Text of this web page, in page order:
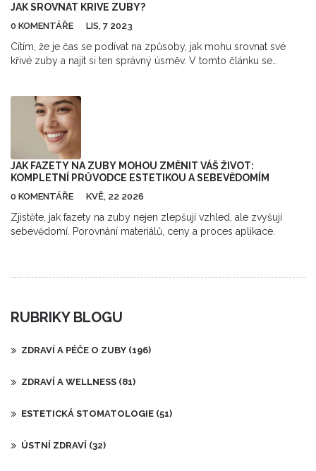
JAK SROVNAT KRIVE ZUBY?
0 KOMENTÁŘE LIS, 7 2023
Cítím, že je čas se podívat na způsoby, jak mohu srovnat své
křivé zuby a najít si ten správný úsměv. V tomto článku se
Podíváme se také na to, jaké jsou výhody pečlivé péče o zuby a
pravidelných návštěv u ortodonta. Snažím se to udržet
jednoduché a praktické, aby každý mohl najít svou cestu k
zdravému a rovnému úsměvu.
JAK FAZETY NA ZUBY MOHOU ZMĚNIT VÁŠ ŽIVOT:
KOMPLETNÍ PRŮVODCE ESTETIKOU A SEBEVĚDOMÍM
0 KOMENTÁŘE KVĚ, 22 2026
Zjistěte, jak fazety na zuby nejen zlepšují vzhled, ale zvyšují
sebevědomí. Porovnání materiálů, ceny a proces aplikace.
RUBRIKY BLOGU
ZDRAVÍ A PÉČE O ZUBY (196)
ZDRAVÍ A WELLNESS (81)
ESTETICKÁ STOMATOLOGIE (51)
ÚSTNÍ ZDRAVÍ (32)